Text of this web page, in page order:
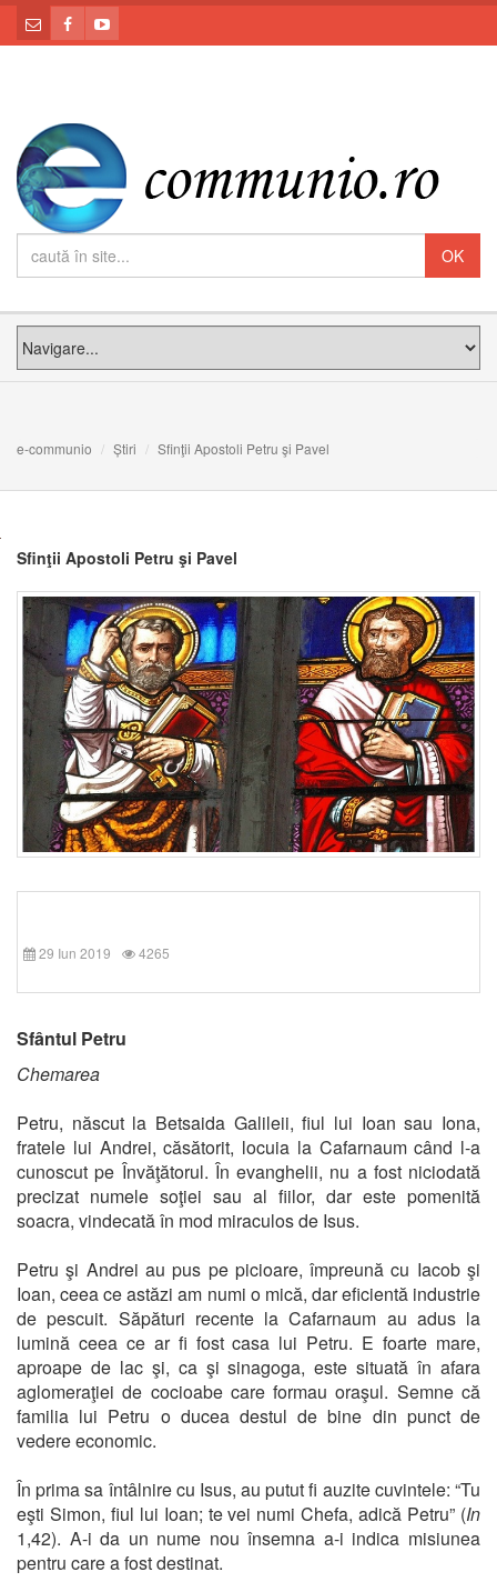
e-communio Știri Sfinţii Apostoli Petru şi Pavel
Sfinţii Apostoli Petru şi Pavel
29 Iun 2019 4265
Sfântul Petru
Chemarea
Petru, născut la Betsaida Galileii, fiul lui Ioan sau Iona,
fratele lui Andrei, căsătorit, locuia la Cafarnaum când l-a
cunoscut pe Învăţătorul. În evanghelii, nu a fost niciodată
precizat numele soţiei sau al fiilor, dar este pomenită
soacra, vindecată în mod miraculos de Isus.
Petru şi Andrei au pus pe picioare, împreună cu Iacob şi
Ioan, ceea ce astăzi am numi o mică, dar eficientă industrie
de pescuit. Săpături recente la Cafarnaum au adus la
lumină ceea ce ar fi fost casa lui Petru. E foarte mare,
aproape de lac şi, ca şi sinagoga, este situată în afara
aglomeraţiei de cocioabe care formau oraşul. Semne că
familia lui Petru o ducea destul de bine din punct de
vedere economic.
În prima sa întâlnire cu Isus, au putut fi auzite cuvintele: “Tu
eşti Simon, fiul lui Ioan; te vei numi Chefa, adică Petru” (In
1,42). A-i da un nume nou însemna a-i indica misiunea
pentru care a fost destinat.